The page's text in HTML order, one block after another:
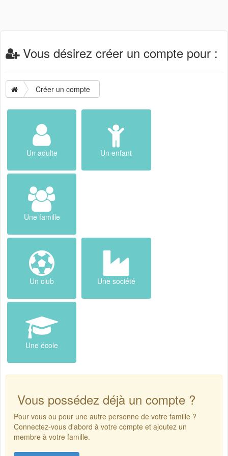
Vous désirez créer un compte pour :
Créer un compte
Un adulte Un enfant
Une famille
Un club Une société
Une école
Vous possédez déjà un compte ?
Pour vous ou pour une autre personne de votre famille ?
Connectez-vous d'abord à votre compte et ajoutez un
membre à votre famille.